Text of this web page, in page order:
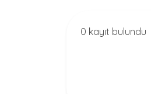
0 kayıt bulundu